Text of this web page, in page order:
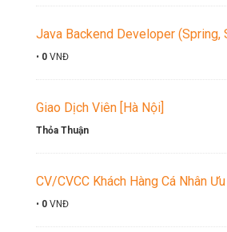
Java Backend Developer (Spring,
• 0 VNĐ
Giao Dịch Viên [Hà Nội]
Thỏa Thuận
CV/CVCC Khách Hàng Cá Nhân
• 0 VNĐ